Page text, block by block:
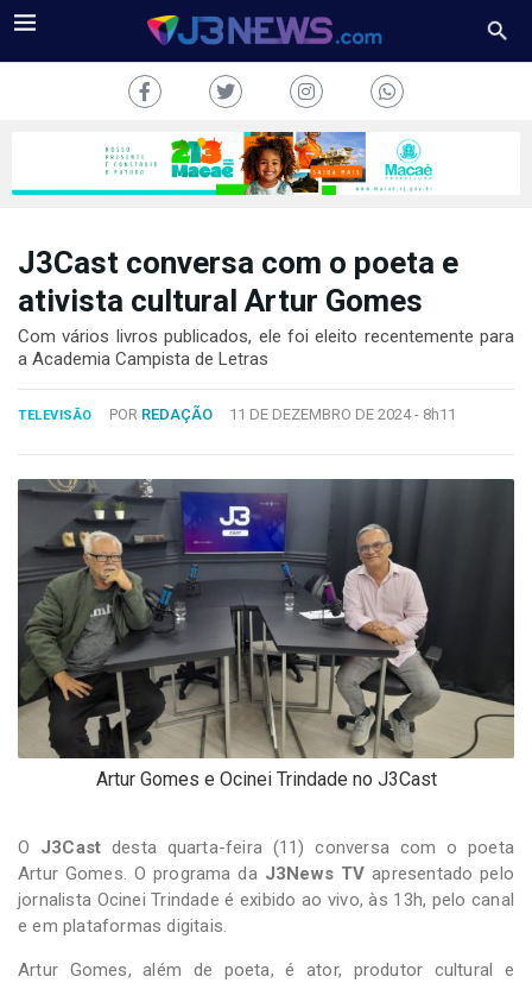
TV
CONOSCO
Copyright
Desenvolvido
por
Hesea
Tecnologia
Sistemas
J3Cast conversa com o poeta e
ativista cultural Artur Gomes
Com vários livros publicados, ele foi eleito recentemente para
a Academia Campista de Letras
TELEVISÃO POR REDAÇÃO 11 DE DEZEMBRO DE 2024 - 8h11
Artur Gomes e Ocinei Trindade no J3Cast
O J3Cast desta quarta-feira (11) conversa com o poeta
Artur Gomes. O programa da J3News TV apresentado pelo
jornalista Ocinei Trindade é exibido ao vivo, às 13h, pelo canal
e em plataformas digitais.
Artur Gomes, além de poeta, é ator, produtor cultural e